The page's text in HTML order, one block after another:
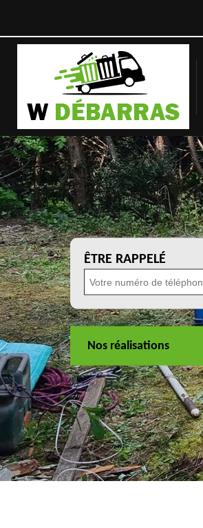
ÊTRE RAPPELÉ
Nos réalisations